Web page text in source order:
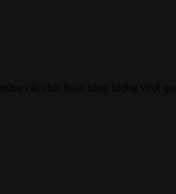
các chất hoặc năng lượng vượt